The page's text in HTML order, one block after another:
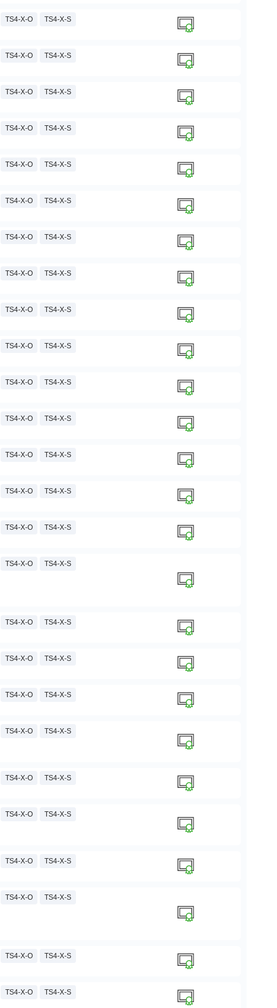
TS4-X-O TS4-X-S
TS4-X-O TS4-X-S
TS4-X-O TS4-X-S
TS4-X-O TS4-X-S
TS4-X-O TS4-X-S
TS4-X-O TS4-X-S
TS4-X-O TS4-X-S
TS4-X-O TS4-X-S
TS4-X-O TS4-X-S
TS4-X-O TS4-X-S
TS4-X-O TS4-X-S
TS4-X-O TS4-X-S
TS4-X-O TS4-X-S
TS4-X-O TS4-X-S
TS4-X-O TS4-X-S
TS4-X-O TS4-X-S
TS4-X-O TS4-X-S
TS4-X-O TS4-X-S
TS4-X-O TS4-X-S
TS4-X-O TS4-X-S
TS4-X-O TS4-X-S
TS4-X-O TS4-X-S
TS4-X-O TS4-X-S
TS4-X-O TS4-X-S
TS4-X-O TS4-X-S
TS4-X-O TS4-X-S